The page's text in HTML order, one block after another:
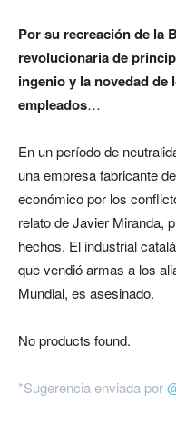
Por su recreación de la
revolucionaria de
ingenio y la novedad
empleados…
En un período de
una empresa fabricante
económico por los
relato de Javier Miranda,
hechos. El industrial
que vendió armas a los
Mundial, es asesinado.
No products found.
*Sugerencia enviada por